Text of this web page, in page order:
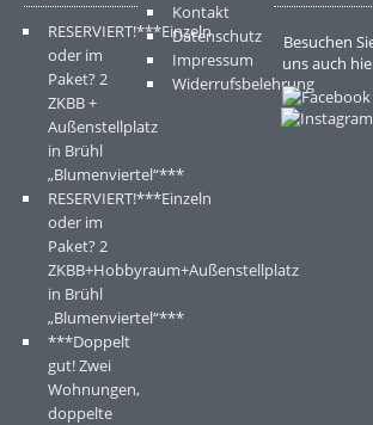
RESERVIERT!***Einzeln
oder im
Paket? 2
ZKBB +
Außenstellplatz
in Brühl
„Blumenviertel“***
RESERVIERT!***Einzeln
oder im
Paket? 2
ZKBB+Hobbyraum+Außenstellplatz
in Brühl
„Blumenviertel“***
***Doppelt
gut! Zwei
Wohnungen,
doppelte
Kontakt
Datenschutz
Impressum
Widerrufsbelehrung
Besuchen
uns auch